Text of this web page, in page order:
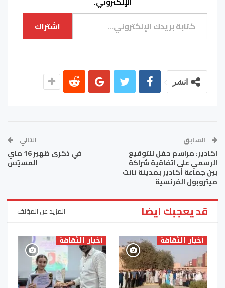
كتابة بريدك الإلكتروني...
اشتراك
انشر
السابق
اكادير: مراسم حفل للتوقيع
الرسمي على اتفاقية شراكة
بين جماعة أكادير بمدينة نانت
ميتروبول الفرنسية
التالي
في ذكرى ظهير 16 ماي
المسيّس
قد يعجبك ايضا المزيد عن المؤلف
أخبار الثقافة أخبار الثقافة